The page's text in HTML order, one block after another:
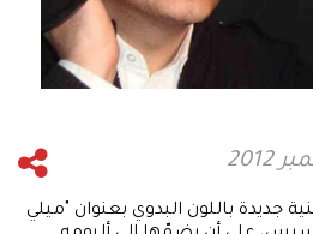
جديدة باللون البدوي بعنوان "ميلي